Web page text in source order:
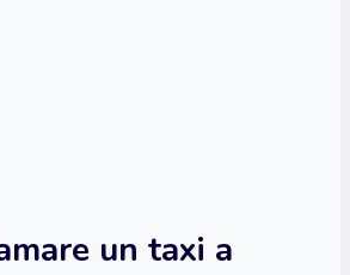
un taxi a